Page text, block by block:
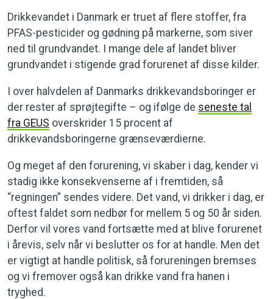
Drikkevandet i Danmark er truet af flere stoffer, fra
PFAS-pesticider og gødning på markerne, som siver
ned til grundvandet. I mange dele af landet bliver
grundvandet i stigende grad forurenet af disse kilder.
I over halvdelen af Danmarks drikkevandsboringer er
der rester af sprøjtegifte – og ifølge de seneste tal
fra GEUS overskrider 15 procent af
drikkevandsboringerne grænseværdierne.
Og meget af den forurening, vi skaber i dag, kender vi
stadig ikke konsekvenserne af i fremtiden, så
“regningen” sendes videre. Det vand, vi drikker i dag, er
oftest faldet som nedbør for mellem 5 og 50 år siden.
Derfor vil vores vand fortsætte med at blive forurenet
i årevis, selv når vi beslutter os for at handle. Men det
er vigtigt at handle politisk, så forureningen bremses
og vi fremover også kan drikke vand fra hanen i
tryghed.